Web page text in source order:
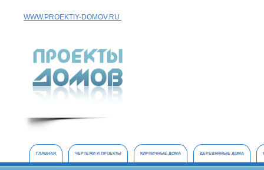
WWW.PROEKTIY-DOMOV.RU
ГЛАВНАЯ ЧЕРТЕЖИ И ПРОЕКТЫ КИРПИЧНЫЕ ДОМА ДЕРЕВЯННЫЕ ДОМА